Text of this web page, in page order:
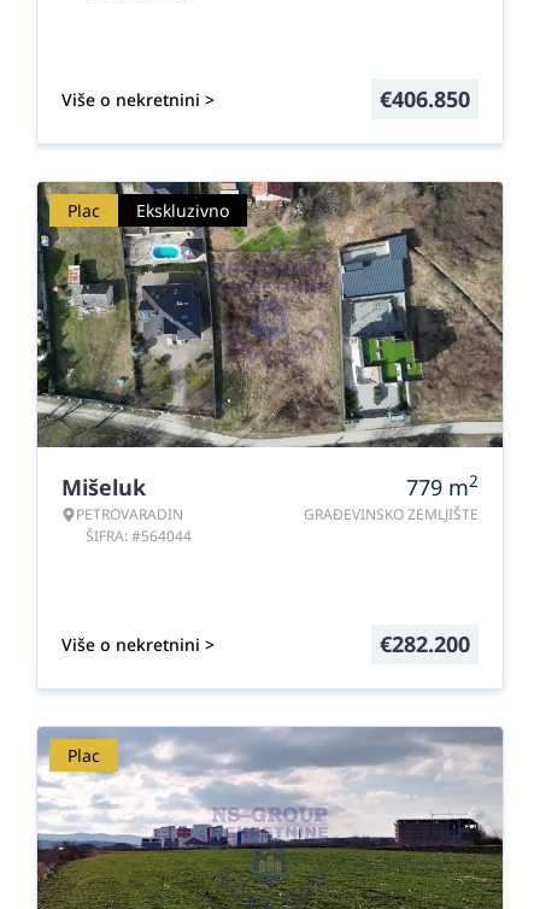
Više o nekretnini > €406.850
Plac Ekskluzivno
Mišeluk
PETROVARADIN
ŠIFRA: #564044
779 m2
GRAĐEVINSKO ZEMLJIŠTE
Više o nekretnini > €282.200
Plac